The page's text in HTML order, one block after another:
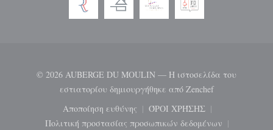
© 2026 AUBERGE DU MOULIN — Η ιστοσελίδα του
εστιατορίου δημιουργήθηκε από Zenchef((ανοίγει σε
Αποποίηση ευθύνης
((ανοίγει σε νέο παράθυρο))
ΌΡΟΙ ΧΡΉΣΗΣ
((ανοίγει σε νέο
Πολιτική προστασίας προσωπικών δεδομένων